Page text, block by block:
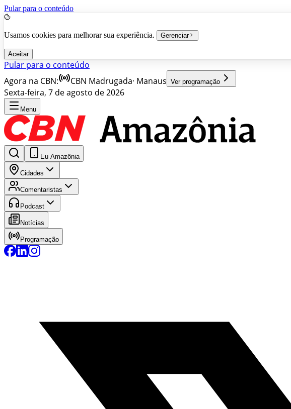
Pular para o conteúdo
Usamos cookies para melhorar sua experiência. Gerenciar
Aceitar
Pular para o conteúdo
Agora na CBN:
CBN Madrugada· Manaus Ver programação
Sexta-feira, 7 de agosto de 2026
Menu
Eu Amazônia
Cidades
Comentaristas
Podcast
Notícias
Programação